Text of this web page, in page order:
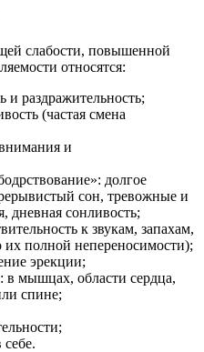
слабости, повышенной
относятся:
и раздражительность;
(частая смена
и
долгое
сон, тревожные и
дневная сонливость;
к звукам, запахам,
их полной непереносимости);
эрекции;
в мышцах, области сердца,
спине;
себе.